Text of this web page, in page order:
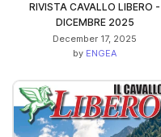
RIVISTA CAVALLO LIBERO -
DICEMBRE 2025
December 17, 2025
by ENGEA